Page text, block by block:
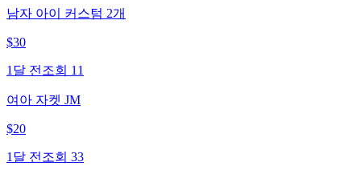
남자 아이 커스텀 2개
$30
1달 전 조회 11
여아 자켓 JM
$20
1달 전 조회 33